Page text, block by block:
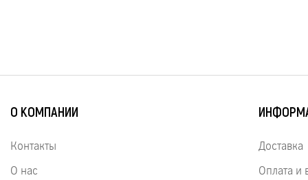
О КОМПАНИИ
Контакты
О нас
Доставка
Оплата и